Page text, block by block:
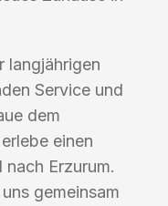
langjährigen
Service und
dem
einen
Erzurum.
gemeinsam